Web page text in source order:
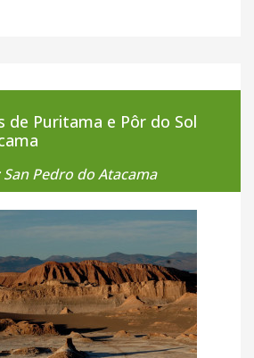
possui esse curioso nome
dessas aves que
chegarmos, veremos o
essas lagoas! Elas são assim,
degelo dos vulcões, que nos
Durante o dia,
para o almoço, que já está
será feito no final da tarde,
de Puritama e Pôr do Sol
Pedro do Atacama